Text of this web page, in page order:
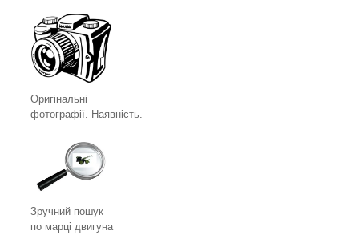
Оригінальні
фотографії. Наявність.
Зручний пошук
по марці двигуна